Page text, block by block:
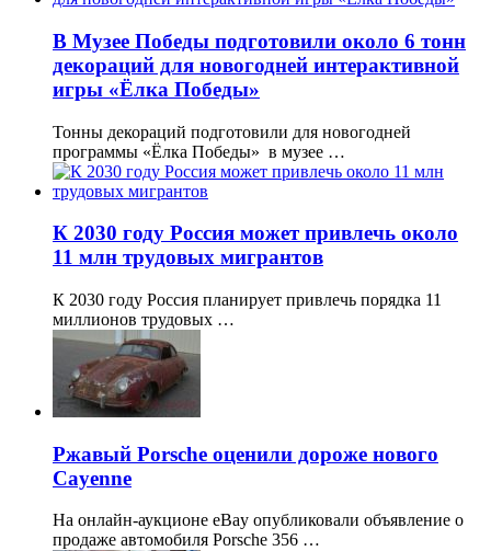
В Музее Победы подготовили около 6 тонн
декораций для новогодней интерактивной
игры «Ёлка Победы»
Тонны декораций подготовили для новогодней
программы «Ёлка Победы» в музее …
К 2030 году Россия может привлечь около
11 млн трудовых мигрантов
К 2030 году Россия планирует привлечь порядка 11
миллионов трудовых …
Ржавый Porsche оценили дороже нового
Cayenne
На онлайн-аукционе eBay опубликовали объявление о
продаже автомобиля Porsche 356 …